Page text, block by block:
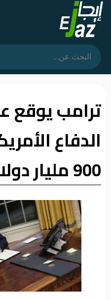
الرئيسية
المشهد
فرشة
الأسواق
وموقف
الفيديوهات
ترامب يوقع
الدفاع
900 مليار دولار